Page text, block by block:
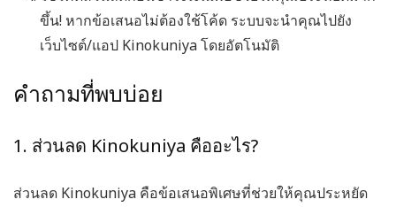
ขึ้น! หากข้อเสนอไม่ต้องใช้โค้ด ระบบจะนำคุณไปยัง
เว็บไซต์/แอป Kinokuniya โดยอัตโนมัติ
คำถามที่พบบ่อย
1. ส่วนลด Kinokuniya คืออะไร?
ส่วนลด Kinokuniya คือข้อเสนอพิเศษที่ช่วยให้คุณประหยัด